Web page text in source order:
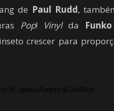
de Paul Rudd,
Pop! Vinylda Funko
crescer para
#CaptainAmericaCivilWar